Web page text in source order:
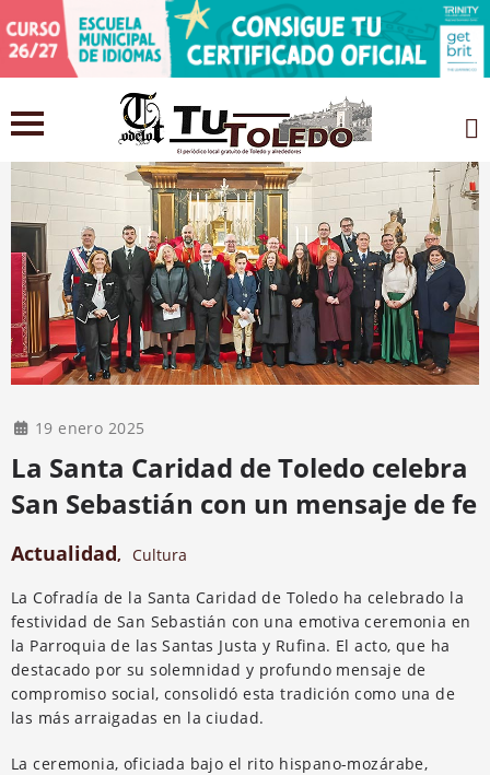
19 enero 2025
La Santa Caridad de Toledo celebra
San Sebastián con un mensaje de fe
Actualidad, Cultura
La Cofradía de la Santa Caridad de Toledo ha celebrado la
festividad de San Sebastián con una emotiva ceremonia en
la Parroquia de las Santas Justa y Rufina. El acto, que ha
destacado por su solemnidad y profundo mensaje de
compromiso social, consolidó esta tradición como una de
las más arraigadas en la ciudad.
La ceremonia, oficiada bajo el rito hispano-mozárabe,